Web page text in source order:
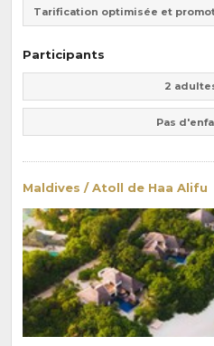
Tarification optimisée et
Participants
2
Pas
Maldives / Atoll de Haa Alifu